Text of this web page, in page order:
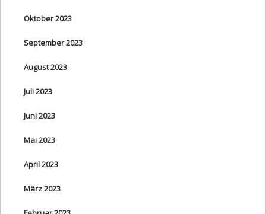
Oktober 2023
September 2023
August 2023
Juli 2023
Juni 2023
Mai 2023
April 2023
März 2023